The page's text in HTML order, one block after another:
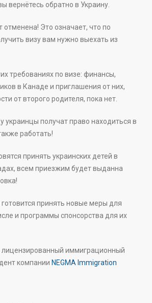
вернётесь обратно в Украину.
отменена! Это означает, что по
визу вам нужно выехать из
требованиях по визе: финансы,
в Канаде и приглашения от них,
от второго родителя, пока нет.
украинцы получат право находиться в
работать!
принять украинских детей в
всем приезжим будет выданна
готовится принять новые меры для
и программы спонсорства для их
иммиграционный
компании NEGMA Immigration